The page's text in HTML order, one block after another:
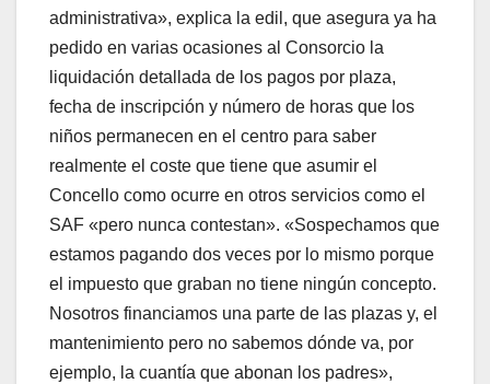
administrativa», explica la edil, que asegura ya ha
pedido en varias ocasiones al Consorcio la
liquidación detallada de los pagos por plaza,
fecha de inscripción y número de horas que los
niños permanecen en el centro para saber
realmente el coste que tiene que asumir el
Concello como ocurre en otros servicios como el
SAF «pero nunca contestan». «Sospechamos que
estamos pagando dos veces por lo mismo porque
el impuesto que graban no tiene ningún concepto.
Nosotros financiamos una parte de las plazas y, el
mantenimiento pero no sabemos dónde va, por
ejemplo, la cuantía que abonan los padres»,